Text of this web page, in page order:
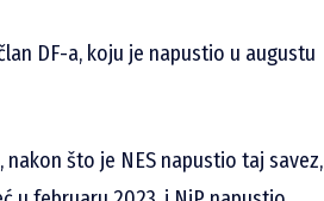
DF-a, koju je napustio u augustu
što je NES napustio taj savez,